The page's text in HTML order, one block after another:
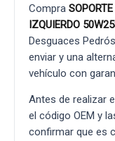
Compra
IZQUIERDO
Desguaces
enviar y una
vehículo con
Antes de realizar
el código OEM y
confirmar que es